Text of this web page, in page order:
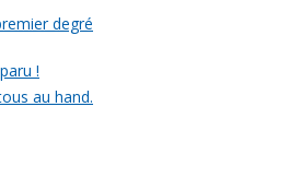
degré
!
au hand.